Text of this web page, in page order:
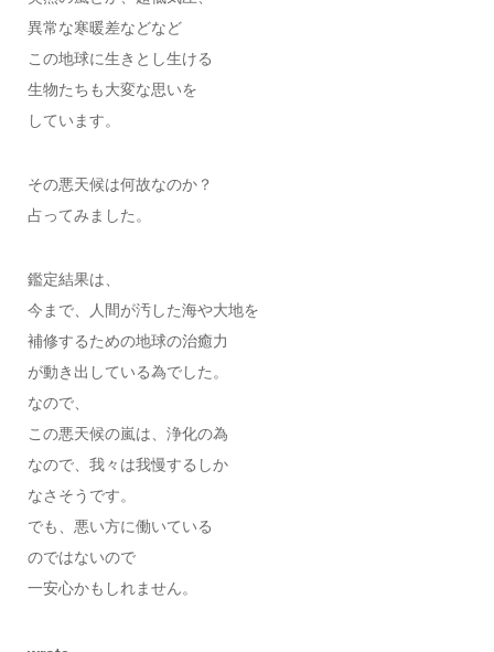
異常な寒暖差などなど
この地球に生きとし生ける
生物たちも大変な思いを
しています。
その悪天候は何故なのか？
占ってみました。
鑑定結果は、
今まで、人間が汚した海や大地を
補修するための地球の治癒力
が動き出している為でした。
なので、
この悪天候の嵐は、浄化の為
なので、我々は我慢するしか
なさそうです。
でも、悪い方に働いている
のではないので
一安心かもしれません。